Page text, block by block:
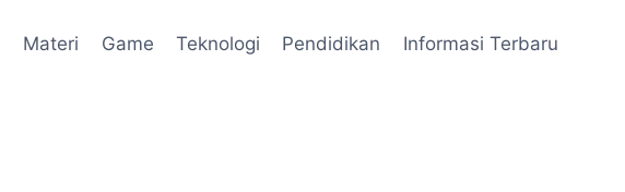
Materi Game Teknologi Pendidikan Informasi Terbaru